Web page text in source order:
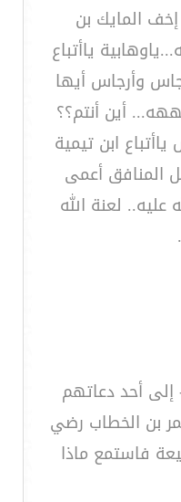
إخف المايك بن
ياأتباع
وأرجاس أيها
أين أنتم؟؟
ابن تيمية
المنافق أعمى
عليه.. لعنة الله
أحد دعاتهم
بن الخطاب رضي
فاستمع ماذا